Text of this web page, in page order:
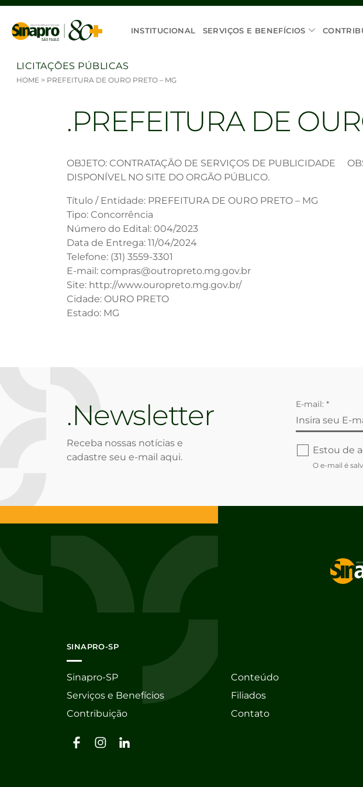
Ir para o conteúdo
INSTITUCIONAL SERVIÇOS E BENEFÍCIOS
LICITAÇÕES PÚBLICAS
HOME > PREFEITURA DE OURO PRETO – MG
PREFEITURA DE
OBJETO: CONTRATAÇÃO DE SERVIÇOS DE PUBLICIDADE
DISPONÍVEL NO SITE DO ORGÃO PÚBLICO.
Título / Entidade: PREFEITURA DE OURO PRETO – MG
Tipo: Concorrência
Número do Edital: 004/2023
Data de Entrega: 11/04/2024
Telefone: (31) 3559-3301
E-mail: compras@outropreto.mg.gov.br
Site: http://www.ouropreto.mg.gov.br/
Cidade: OURO PRETO
Estado: MG
Newsletter
Receba nossas notícias e
cadastre seu e-mail aqui.
E-mail: *
Estou de
O e-mail é
SINAPRO-SP
Sinapro-SP
Serviços e Benefícios
Contribuição
Conteúdo
Filiados
Contato